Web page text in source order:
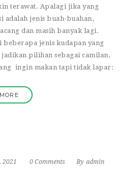
terawat. Apalagi jika yang
adalah jenis buah-buahan,
dan masih banyak lagi.
jenis kudapan yang
jadikan pilihan sebagai camilan,
ingin makan tapi tidak lapar:
2021 0 Comments By admin